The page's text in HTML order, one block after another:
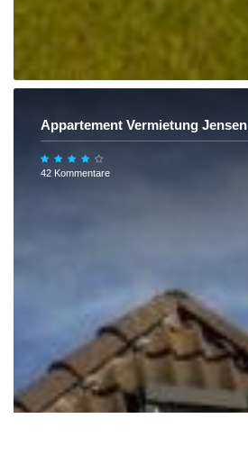
Appartement Vermietung Jensen
42 Kommentare